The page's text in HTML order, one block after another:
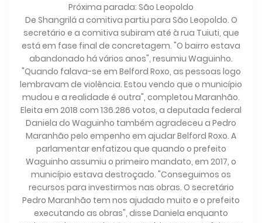
Próxima parada: São Leopoldo
De Shangrilá a comitiva partiu para São Leopoldo. O
secretário e a comitiva subiram até à rua Tuiuti, que
está em fase final de concretagem. "O bairro estava
abandonado há vários anos", resumiu Waguinho.
"Quando falava-se em Belford Roxo, as pessoas logo
lembravam de violência. Estou vendo que o município
mudou e a realidade é outra", completou Maranhão.
Eleita em 2018 com 136.286 votos, a deputada federal
Daniela do Waguinho também agradeceu a Pedro
Maranhão pelo empenho em ajudar Belford Roxo. A
parlamentar enfatizou que quando o prefeito
Waguinho assumiu o primeiro mandato, em 2017, o
município estava destroçado. "Conseguimos os
recursos para investirmos nas obras. O secretário
Pedro Maranhão tem nos ajudado muito e o prefeito
executando as obras", disse Daniela enquanto